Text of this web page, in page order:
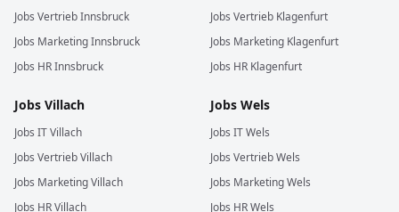
Jobs VertriebInnsbruck
Jobs MarketingInnsbruck
Jobs HRInnsbruck
Jobs Vertrieb Klagenfurt
Jobs Marketing Klagenfurt
Jobs HR Klagenfurt
Jobs Villach
Jobs ITVillach
Jobs VertriebVillach
Jobs MarketingVillach
Jobs HRVillach
Jobs Wels
Jobs ITWels
Jobs VertriebWels
Jobs MarketingWels
Jobs HRWels